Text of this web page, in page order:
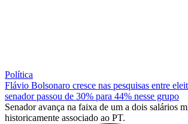
Política
Flávio Bolsonaro cresce nas pesquisas entre
senador passou de 30% para 44% nesse grupo
Senador avança na faixa de um a dois salários
historicamente associado ao PT.